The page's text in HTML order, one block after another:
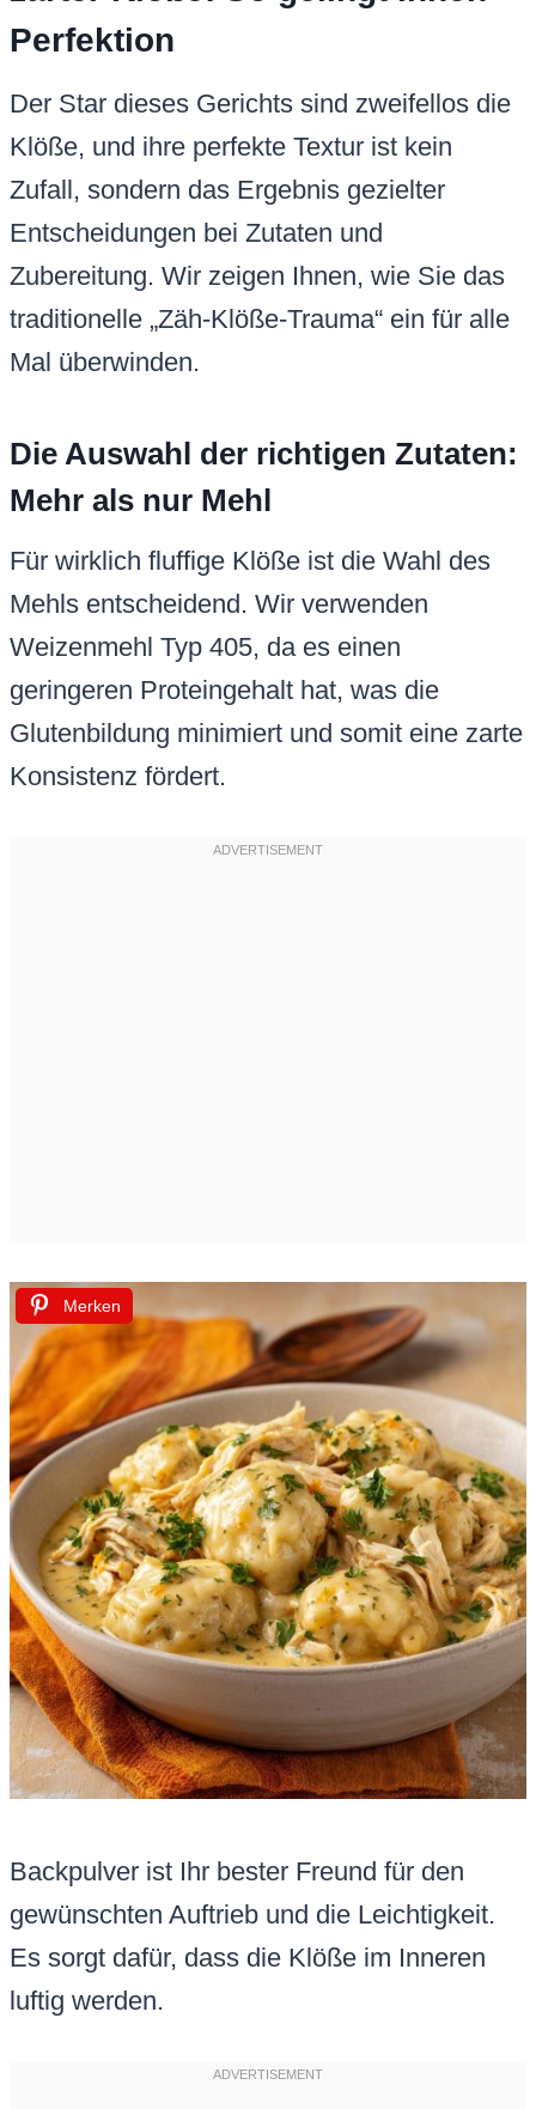
Perfektion
Der Star dieses Gerichts sind zweifellos die
Klöße, und ihre perfekte Textur ist kein
Zufall, sondern das Ergebnis gezielter
Entscheidungen bei Zutaten und
Zubereitung. Wir zeigen Ihnen, wie Sie das
traditionelle „Zäh-Klöße-Trauma“ ein für alle
Mal überwinden.
Die Auswahl der richtigen Zutaten:
Mehr als nur Mehl
Für wirklich fluffige Klöße ist die Wahl des
Mehls entscheidend. Wir verwenden
Weizenmehl Typ 405, da es einen
geringeren Proteingehalt hat, was die
Glutenbildung minimiert und somit eine zarte
Konsistenz fördert.
Merken
Backpulver ist Ihr bester Freund für den
gewünschten Auftrieb und die Leichtigkeit.
Es sorgt dafür, dass die Klöße im Inneren
luftig werden.